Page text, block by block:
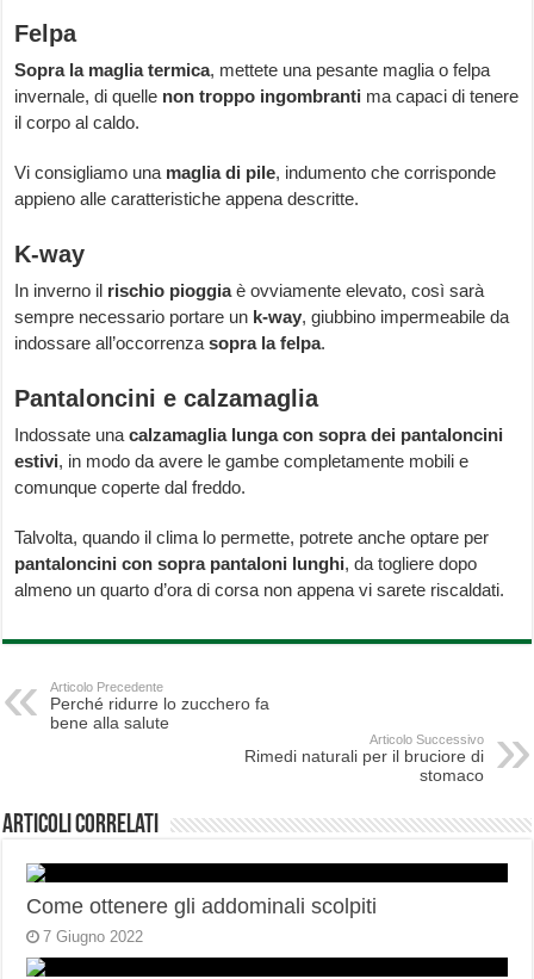
Felpa
Sopra la maglia termica, mettete una pesante maglia o felpa
invernale, di quelle non troppo ingombranti ma capaci di tenere
il corpo al caldo.
Vi consigliamo una maglia di pile, indumento che corrisponde
appieno alle caratteristiche appena descritte.
K-way
In inverno il rischio pioggiaè ovviamente elevato, così sarà
sempre necessario portare un k-way, giubbino impermeabile da
indossare all’occorrenzasopra la felpa.
Pantaloncini e calzamaglia
Indossate unacalzamaglia lunga con sopra dei pantaloncini
estivi, in modo da avere le gambe completamente mobili e
comunque coperte dal freddo.
Talvolta, quando il clima lo permette, potrete anche optare per
pantaloncini con sopra pantaloni lunghi, da togliere dopo
almeno un quarto d’ora di corsa non appena vi sarete riscaldati.
Articolo Precedente
Perché ridurre lo zucchero fa
bene alla salute
Articolo Successivo
Rimedi naturali per il bruciore di
stomaco
Articoli correlati
Come ottenere gli addominali scolpiti
7 Giugno 2022